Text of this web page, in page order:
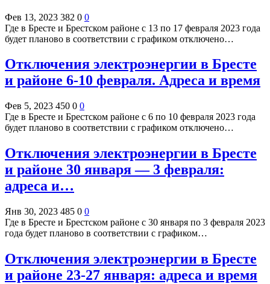
Фев 13, 2023 382 0 0
Где в Бресте и Брестском районе с 13 по 17 февраля 2023 года
будет планово в соответствии с графиком отключено…
Отключения электроэнергии в Бресте
и районе 6-10 февраля. Адреса и время
Фев 5, 2023 450 0 0
Где в Бресте и Брестском районе с 6 по 10 февраля 2023 года
будет планово в соответствии с графиком отключено…
Отключения электроэнергии в Бресте
и районе 30 января — 3 февраля:
адреса и…
Янв 30, 2023 485 0 0
Где в Бресте и Брестском районе с 30 января по 3 февраля 2023
года будет планово в соответствии с графиком…
Отключения электроэнергии в Бресте
и районе 23-27 января: адреса и время